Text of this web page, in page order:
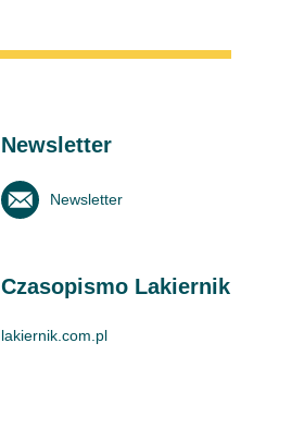
Newsletter
Newsletter
Czasopismo Lakiernik
lakiernik.com.pl